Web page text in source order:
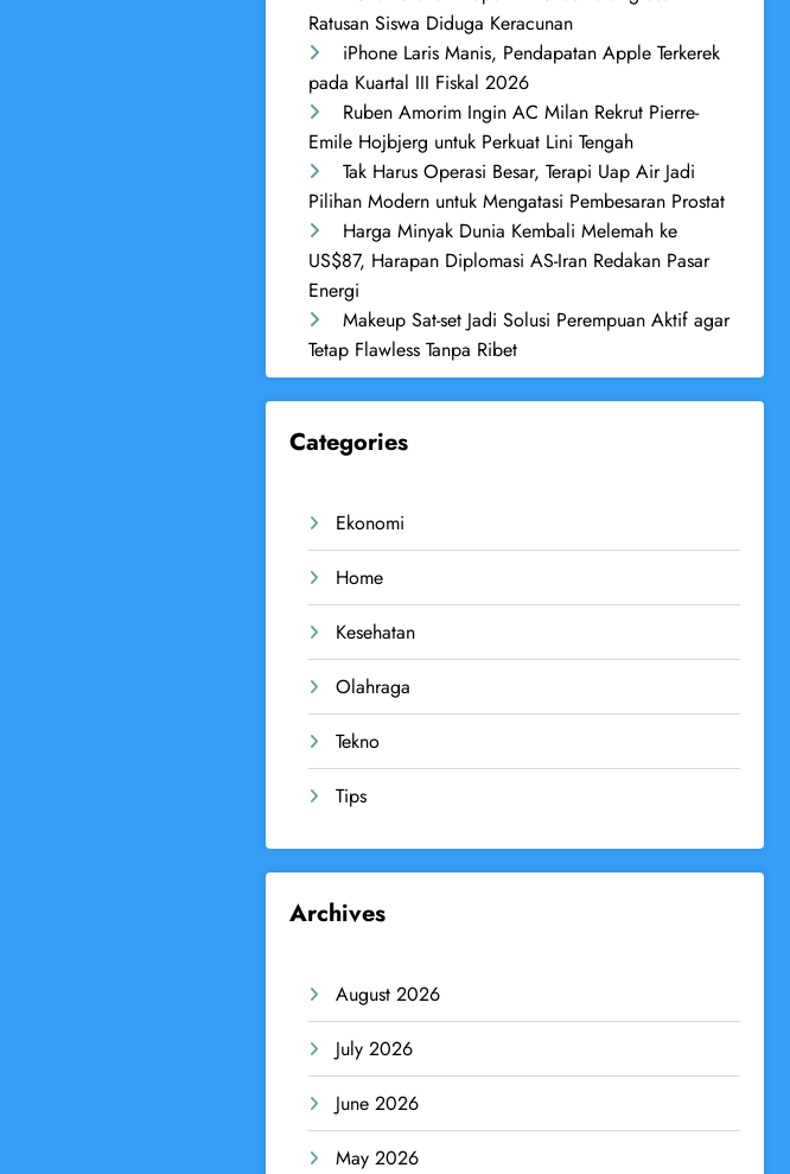
Ratusan Siswa Diduga Keracunan
iPhone Laris Manis, Pendapatan Apple Terkerek
pada Kuartal III Fiskal 2026
Ruben Amorim Ingin AC Milan Rekrut Pierre-
Emile Hojbjerg untuk Perkuat Lini Tengah
Tak Harus Operasi Besar, Terapi Uap Air Jadi
Pilihan Modern untuk Mengatasi Pembesaran Prostat
Harga Minyak Dunia Kembali Melemah ke
US$87, Harapan Diplomasi AS-Iran Redakan Pasar
Energi
Makeup Sat-set Jadi Solusi Perempuan Aktif agar
Tetap Flawless Tanpa Ribet
Categories
Ekonomi
Home
Kesehatan
Olahraga
Tekno
Tips
Archives
August 2026
July 2026
June 2026
May 2026